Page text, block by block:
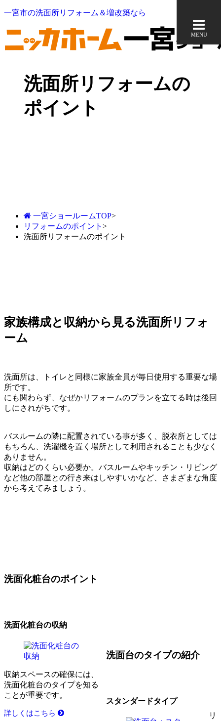
一宮市の洗面所リフォーム＆増改築なら
MENU
洗面所リフォームの
ポイント
一宮ショールームTOP>
リフォームのポイント >
洗面所リフォームのポイント
家族構成と収納から見る洗面所リフォ
ーム
洗面所は、トイレと同様に家族全員が毎日使用する重要な場
所です。
にも関わらず、なぜかリフォームのプランを立てる時は後回
しにされがちです。
バスルームの隣に配置されている事が多く、脱衣所としては
もちろん、洗濯機を置く場所として利用されることも少なく
ありません。
収納はどのくらい必要か。バスルームやキッチン・リビング
など他の部屋との行き来はしやすいかなど、さまざまな角度
から考えてみましょう。
洗面化粧台のポイント
洗面化粧台の収納
収納スペースの確保には、
洗面化粧台のタイプを知る
ことが重要です。
詳しくはこちら
洗面台のタイプの紹介
スタンダードタイプ
リ